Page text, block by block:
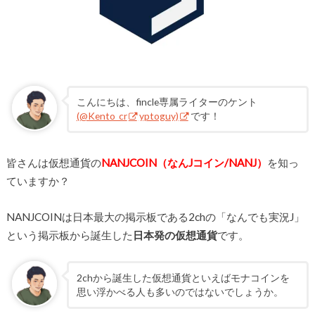
こんにちは、fincle専属ライターのケント
(@Kento_cr
yptoguy) です！
皆さんは仮想通貨のNANJCOIN（なんJコイン/NANJ）
を知っ
ていますか？
NANJCOINは日本最大の掲示板である2chの「なんでも実況J」
という掲示板から誕生した 日本発の仮想通貨です。
2chから誕生した仮想通貨といえばモナコインを
思い浮かべる人も多いのではないでしょうか。